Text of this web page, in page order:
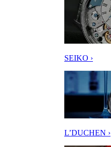
SEIKO ›
L’DUCHEN ›